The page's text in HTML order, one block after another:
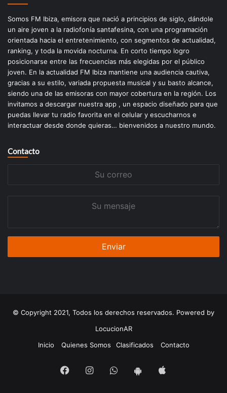
Somos FM Ibiza, emisora que nació a principios de siglo, dándole
un aire joven a la radiofonía santafesina, con una programación
orientada hacia el entretenimiento, con segmentos de actualidad,
ranking, y toda la movida nocturna. En corto tiempo logro
posicionarse entre las frecuencias más elegidas por el público
joven. En la actualidad FM Ibiza mantiene una audiencia cautiva,
gracias a su estilo, variada propuesta musical y su basto alcance,
siendo una de las emisoras con mayor cobertura en la región. Los
invitamos a descargar nuestra app , un espacio diseñado para que
puedas llevar tu radio favorita en el celular y escucharnos e
interactuar desde donde quieras… bienvenidos a nuestro mundo.
Contacto
© Copyright 2021, Todos los derechos reservados. Powered by
LocucionAR
Inicio
Quienes Somos Clasificados Contacto
FacebookInstagramWhatsapp